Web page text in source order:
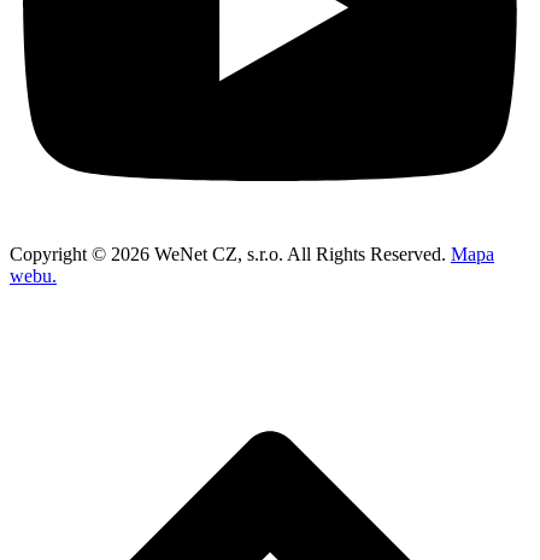
Copyright © 2026 WeNet CZ, s.r.o. All Rights Reserved. Mapa
webu.